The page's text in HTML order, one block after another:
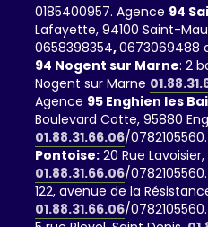
0185400957. Agence 94
Lafayette, 94100 Saint-
0658398354,0673069488
94 Nogent sur Marne: 2
Nogent sur Marne
Agence 95 Enghien les
Boulevard Cotte, 95880
01.88.31.66.06/0782105560.
Pontoise: 20 Rue
01.88.31.66.06/0782105560.
122, avenue de la
01.88.31.66.06/0782105560.